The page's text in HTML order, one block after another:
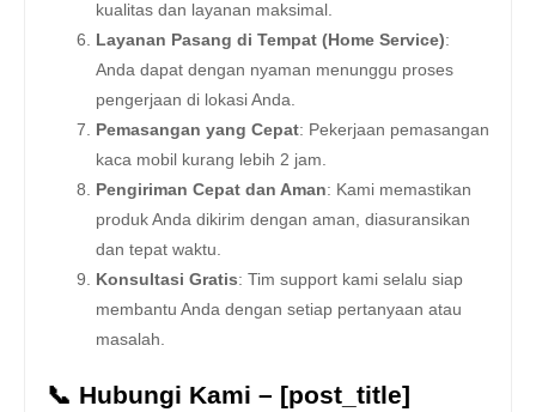
kualitas dan layanan maksimal.
Layanan Pasang di Tempat (Home Service):
Anda dapat dengan nyaman menunggu proses
pengerjaan di lokasi Anda.
Pemasangan yang Cepat: Pekerjaan pemasangan
kaca mobil kurang lebih 2 jam.
Pengiriman Cepat dan Aman: Kami memastikan
produk Anda dikirim dengan aman, diasuransikan
dan tepat waktu.
Konsultasi Gratis: Tim support kami selalu siap
membantu Anda dengan setiap pertanyaan atau
masalah.
📞 Hubungi Kami – [post_title]